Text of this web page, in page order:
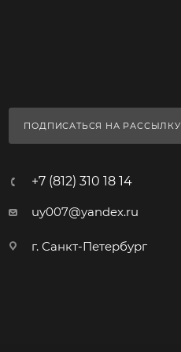
ПОДПИСАТЬСЯ НА РАССЫЛКУ
+7 (812) 310 18 14
uy007@yandex.ru
г. Санкт-Петербург